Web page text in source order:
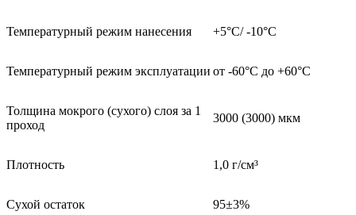
Температурный режим нанесения +5°С/ -10°С
Температурный режим эксплуатации от -60°С до +60°С
Толщина мокрого (сухого) слоя за 1
проход
3000 (3000) мкм
Плотность 1,0 г/см³
Сухой остаток 95±3%